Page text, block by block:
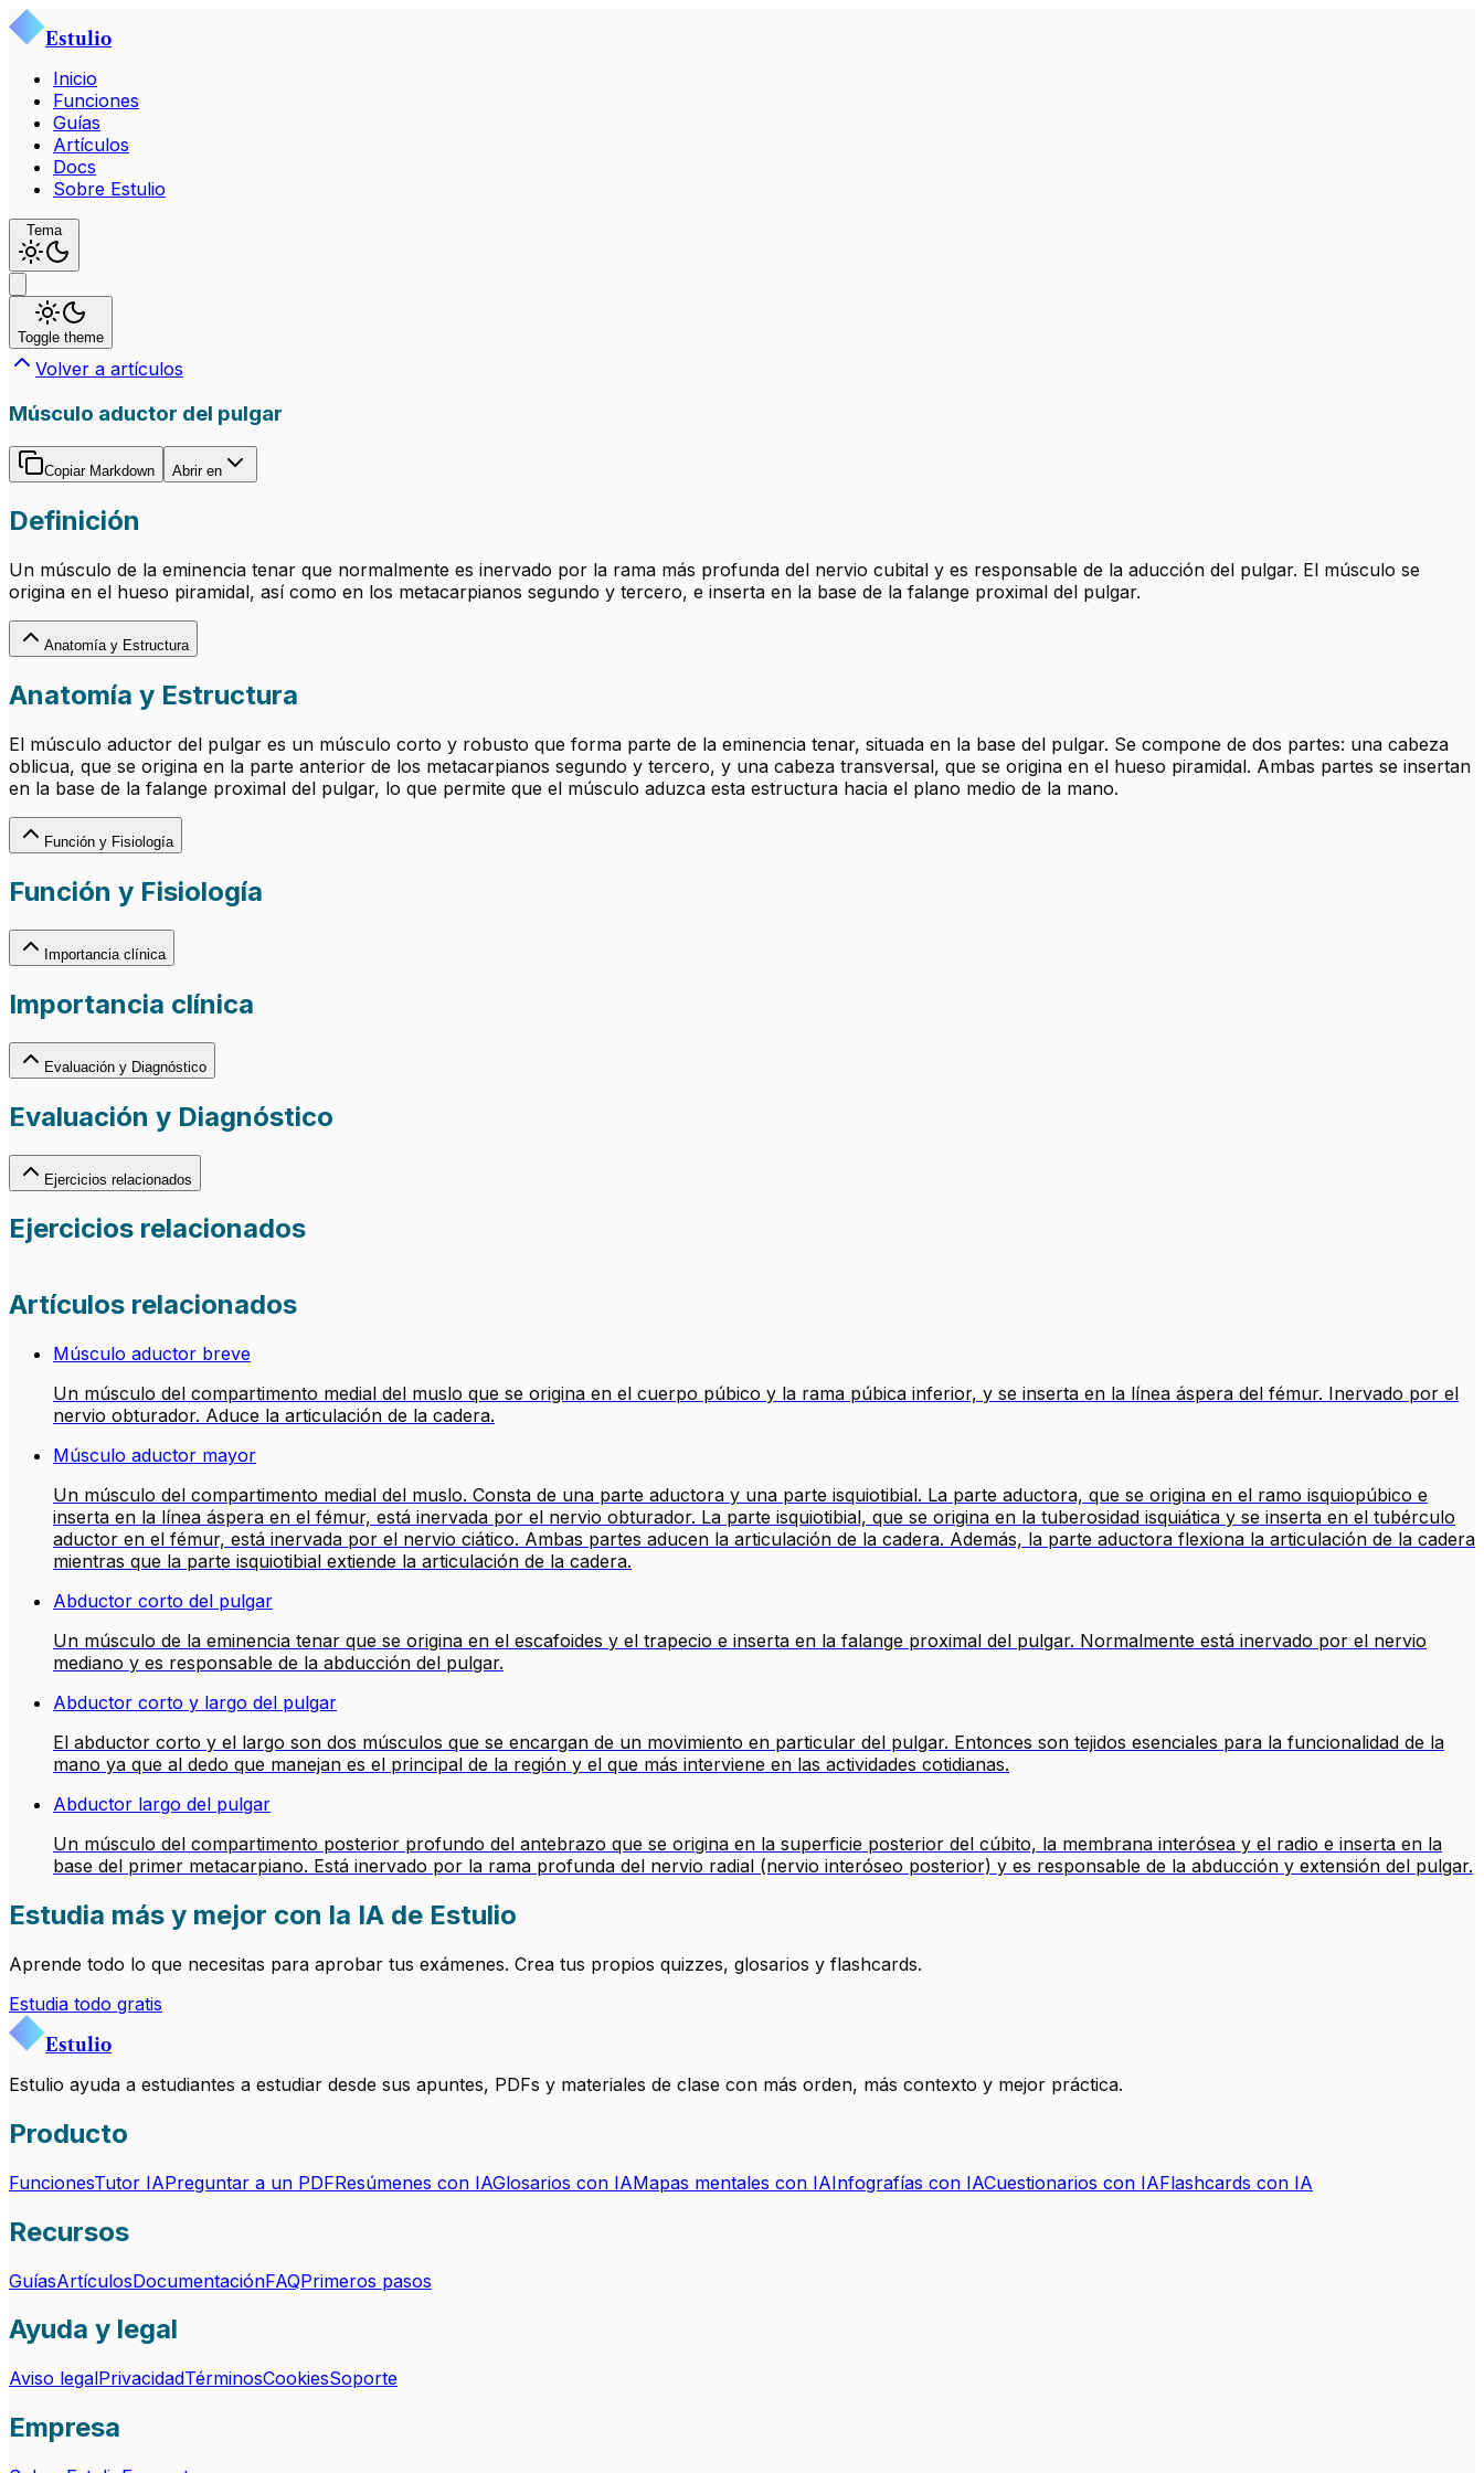
Estulio
Inicio
Funciones
Guías
Artículos
Docs
Sobre Estulio
Tema
Toggle theme
Volver a artículos
Músculo aductor del pulgar
Copiar Markdown Abrir en
Definición
Un músculo de la eminencia tenar que normalmente es inervado por la rama más profunda del nervio cubital y es responsable de la aducción del pulgar. El músculo se
origina en el hueso piramidal, así como en los metacarpianos segundo y tercero, e inserta en la base de la falange proximal del pulgar.
Anatomía y Estructura
Anatomía y Estructura
El músculo aductor del pulgar es un músculo corto y robusto que forma parte de la eminencia tenar, situada en la base del pulgar. Se compone de dos partes: una cabeza
oblicua, que se origina en la parte anterior de los metacarpianos segundo y tercero, y una cabeza transversal, que se origina en el hueso piramidal. Ambas partes se insertan
en la base de la falange proximal del pulgar, lo que permite que el músculo aduzca esta estructura hacia el plano medio de la mano.
Función y Fisiología
Función y Fisiología
Importancia clínica
Importancia clínica
Evaluación y Diagnóstico
Evaluación y Diagnóstico
Ejercicios relacionados
Ejercicios relacionados
Artículos relacionados
Músculo aductor breve
Un músculo del compartimento medial del muslo que se origina en el cuerpo púbico y la rama púbica inferior, y se inserta en la línea áspera del fémur. Inervado por el
nervio obturador. Aduce la articulación de la cadera.
Músculo aductor mayor
Un músculo del compartimento medial del muslo. Consta de una parte aductora y una parte isquiotibial. La parte aductora, que se origina en el ramo isquiopúbico e
inserta en la línea áspera en el fémur, está inervada por el nervio obturador. La parte isquiotibial, que se origina en la tuberosidad isquiática y se inserta en el tubérculo
aductor en el fémur, está inervada por el nervio ciático. Ambas partes aducen la articulación de la cadera. Además, la parte aductora flexiona la articulación de la cadera
mientras que la parte isquiotibial extiende la articulación de la cadera.
Abductor corto del pulgar
Un músculo de la eminencia tenar que se origina en el escafoides y el trapecio e inserta en la falange proximal del pulgar. Normalmente está inervado por el nervio
mediano y es responsable de la abducción del pulgar.
Abductor corto y largo del pulgar
El abductor corto y el largo son dos músculos que se encargan de un movimiento en particular del pulgar. Entonces son tejidos esenciales para la funcionalidad de la
mano ya que al dedo que manejan es el principal de la región y el que más interviene en las actividades cotidianas.
Abductor largo del pulgar
Un músculo del compartimento posterior profundo del antebrazo que se origina en la superficie posterior del cúbito, la membrana interósea y el radio e inserta en la
base del primer metacarpiano. Está inervado por la rama profunda del nervio radial (nervio interóseo posterior) y es responsable de la abducción y extensión del pulgar.
Estudia más y mejor con la IA de Estulio
Aprende todo lo que necesitas para aprobar tus exámenes. Crea tus propios quizzes, glosarios y flashcards.
Estudia todo gratis
Estulio
Estulio ayuda a estudiantes a estudiar desde sus apuntes, PDFs y materiales de clase con más orden, más contexto y mejor práctica.
Producto
FuncionesTutor IAPreguntar a un PDFResúmenes con IAGlosarios con IAMapas mentales con IAInfografías con IACuestionarios con IAFlashcards con IA
Recursos
GuíasArtículosDocumentaciónFAQPrimeros pasos
Ayuda y legal
Aviso legalPrivacidadTérminosCookiesSoporte
Empresa